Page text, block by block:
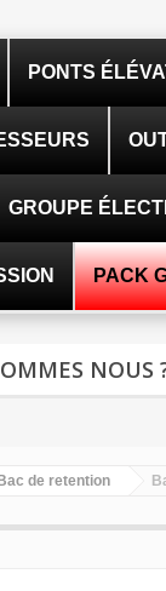
PONTS
GROUPE
PACK
NOUS
Bac de retention